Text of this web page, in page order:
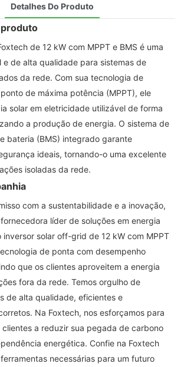
Detalhes Do Produto
de 12 kW com MPPT e BMS é uma
e de alta qualidade para sistemas de
da rede. Com sua tecnologia de
de máxima potência (MPPT), ele
solar em eletricidade utilizável de forma
a produção de energia. O sistema de
bateria (BMS) integrado garante
ideais, tornando-o uma excelente
isoladas da rede.
com a sustentabilidade e a inovação,
líder de soluções em energia
inversor solar off-grid de 12 kW com MPPT
de ponta com desempenho
que os clientes aproveitem a energia
fora da rede. Temos orgulho de
de alta qualidade, eficientes e
Na Foxtech, nos esforçamos para
a reduzir sua pegada de carbono
energética. Confie na Foxtech
necessárias para um futuro